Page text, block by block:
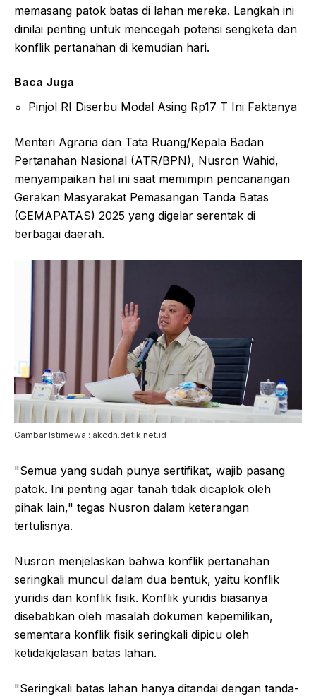
memasang patok batas di lahan mereka. Langkah ini
dinilai penting untuk mencegah potensi sengketa dan
konflik pertanahan di kemudian hari.
Baca Juga
Pinjol RI Diserbu Modal Asing Rp17 T Ini Faktanya
Menteri Agraria dan Tata Ruang/Kepala Badan
Pertanahan Nasional (ATR/BPN), Nusron Wahid,
menyampaikan hal ini saat memimpin pencanangan
Gerakan Masyarakat Pemasangan Tanda Batas
(GEMAPATAS) 2025 yang digelar serentak di
berbagai daerah.
Gambar Istimewa : akcdn.detik.net.id
"Semua yang sudah punya sertifikat, wajib pasang
patok. Ini penting agar tanah tidak dicaplok oleh
pihak lain," tegas Nusron dalam keterangan
tertulisnya.
Nusron menjelaskan bahwa konflik pertanahan
seringkali muncul dalam dua bentuk, yaitu konflik
yuridis dan konflik fisik. Konflik yuridis biasanya
disebabkan oleh masalah dokumen kepemilikan,
sementara konflik fisik seringkali dipicu oleh
ketidakjelasan batas lahan.
"Seringkali batas lahan hanya ditandai dengan tanda-